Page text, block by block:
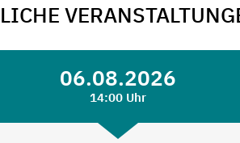
06.08.2026
14:00 Uhr